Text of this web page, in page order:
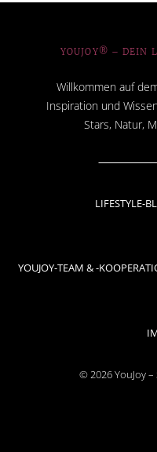
YOUJOY® – DEIN
Willkommen auf
Inspiration und
Stars, Natur,
LIFESTYLE-
YOUJOY-TEAM & -
© 2026 YouJoy –